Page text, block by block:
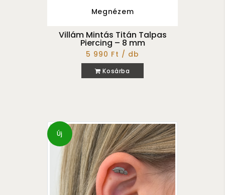
Megnézem
Villám Mintás Titán Talpas
Piercing – 8 mm
5 990 Ft / db
Kosárba
Új